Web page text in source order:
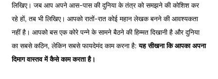
लिखिए। जब आप अपने आस-पास की दुनिया के तंत्र को समझने की कोशिश कर
रहे हों, तब भी लिखिए। आपको रातों-रात कोई महान लेखक बनने की आवश्यकता
नहीं है। आपको बस एक कोरे पन्ने के सामने बैठने की हिम्मत दिखानी है और दुनिया
का सबसे कठिन, लेकिन सबसे फायदेमंद काम करना है:यह सीखना कि आपका अपना
दिमाग वास्तव में कैसे काम करता है।